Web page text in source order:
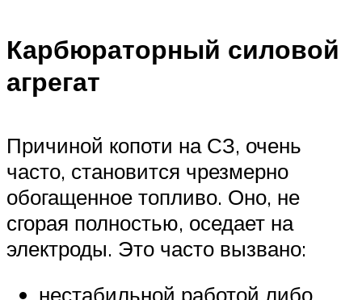
Карбюраторный силовой
агрегат
Причиной копоти на СЗ, очень
часто, становится чрезмерно
обогащенное топливо. Оно, не
сгорая полностью, оседает на
электроды. Это часто вызвано:
нестабильной работой либо